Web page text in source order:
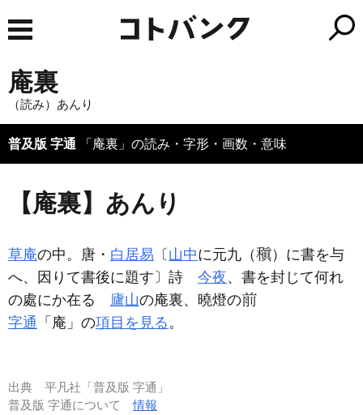
庵裏
（読み）あんり
普及版 字通 「庵裏」の読み・字形・画数・意味
【庵裏】あんり
草庵の中。唐・ 白居易 〔 山中に元九（
）に書を与
へ、因りて書後に題す〕詩 今夜、書を封じて何れ
の處にか在る 廬山の庵裏、曉燈の
字通 「庵」の項目を見る。
出典 平凡社「普及版 字通」
普及版 字通について情報